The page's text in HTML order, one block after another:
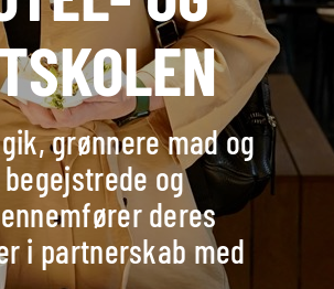
grønnere mad og
og
deres
i partnerskab med